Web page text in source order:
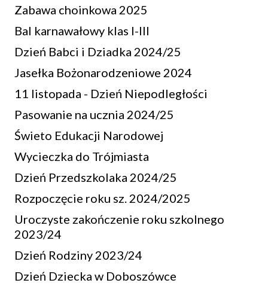
Zabawa choinkowa 2025
Bal karnawałowy klas I-III
Dzień Babci i Dziadka 2024/25
Jasełka Bożonarodzeniowe 2024
11 listopada - Dzień Niepodległości
Pasowanie na ucznia 2024/25
Świeto Edukacji Narodowej
Wycieczka do Trójmiasta
Dzień Przedszkolaka 2024/25
Rozpoczęcie roku sz. 2024/2025
Uroczyste zakończenie roku szkolnego
2023/24
Dzień Rodziny 2023/24
Dzień Dziecka w Doboszówce